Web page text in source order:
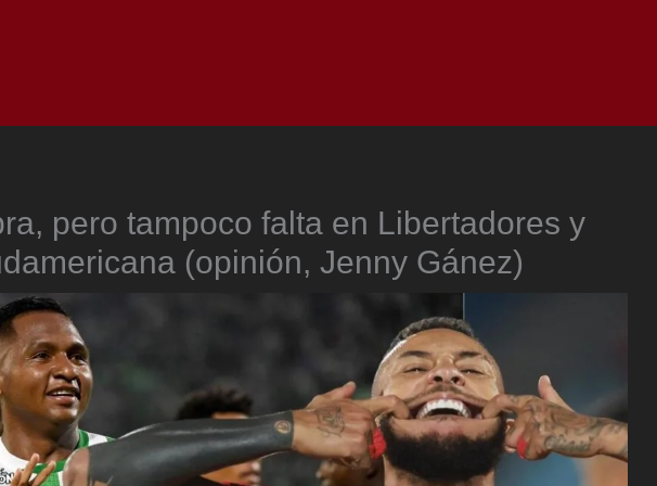
pero tampoco falta en Libertadores y
(opinión, Jenny Gánez)